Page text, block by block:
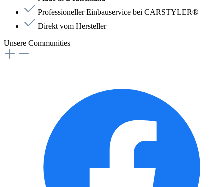
Professioneller Einbauservice bei CARSTYLER®
Direkt vom Hersteller
Unsere Communities